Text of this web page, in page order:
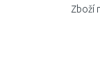
Zboží